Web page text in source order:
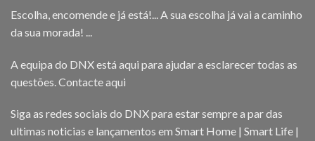
Escolha, encomende e já está!... A sua escolha já vai a caminho
da sua morada! ...
A equipa do DNX está aqui para ajudar a esclarecer todas as
questões. Contacte aqui
Siga as redes sociais do DNX para estar sempre a par das
ultimas noticias e lançamentos em Smart Home | Smart Life |